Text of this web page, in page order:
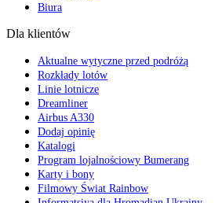
Biura
Dla klientów
Aktualne wytyczne przed podróżą
Rozkłady lotów
Linie lotnicze
Dreamliner
Airbus A330
Dodaj opinię
Katalogi
Program lojalnościowy Bumerang
Karty i bony
Filmowy Świat Rainbow